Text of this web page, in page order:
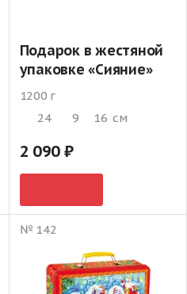
Подарок в жестяной
упаковке «Сияние»
1200 г
24
9 16 см
2 090
№ 142